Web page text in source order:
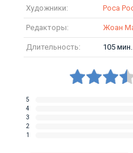
Художники: Роса
Редакторы: Жоан
Длительность: 105 мин.
5
4
3
2
1